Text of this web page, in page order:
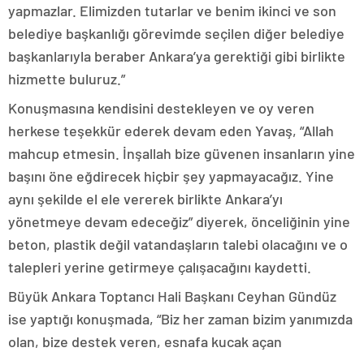
yapmazlar. Elimizden tutarlar ve benim ikinci ve son
belediye başkanlığı görevimde seçilen diğer belediye
başkanlarıyla beraber Ankara’ya gerektiği gibi birlikte
hizmette buluruz.”
Konuşmasına kendisini destekleyen ve oy veren
herkese teşekkür ederek devam eden Yavaş, “Allah
mahcup etmesin. İnşallah bize güvenen insanların yine
başını öne eğdirecek hiçbir şey yapmayacağız. Yine
aynı şekilde el ele vererek birlikte Ankara’yı
yönetmeye devam edeceğiz” diyerek, önceliğinin yine
beton, plastik değil vatandaşların talebi olacağını ve o
talepleri yerine getirmeye çalışacağını kaydetti.
Büyük Ankara Toptancı Hali Başkanı Ceyhan Gündüz
ise yaptığı konuşmada, “Biz her zaman bizim yanımızda
olan, bize destek veren, esnafa kucak açan